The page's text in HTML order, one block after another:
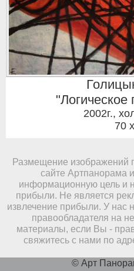
"Логическое
2002г.,
70
Размещение изображений
сайте Артпанорама
информационную цель и
прибыли. Не является
извлечение прибыли. У нас
правообладателя на
материалы, если Вы -
свяжитесь с нами по
© Арт